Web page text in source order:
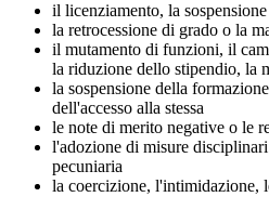
il licenziamento, la
la retrocessione di grado o la
il mutamento di funzioni, il
la riduzione dello stipendio, la
la sospensione della
dell'accesso alla stessa
le note di merito negative o le
l'adozione di misure
pecuniaria
la coercizione, l'intimidazione,